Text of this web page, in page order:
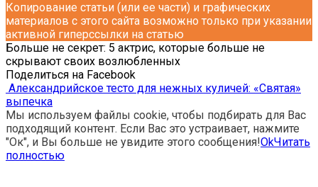
Копирование статьи (или ее части) и графических
материалов с этого сайта возможно только при указании
активной гиперссылки на статью
Больше не секрет: 5 актрис, которые больше не
скрывают своих возлюбленных
Поделиться на Facebook
Александрийское тесто для нежных куличей: «Святая»
выпечка
Мы используем файлы cookie, чтобы подбирать для Вас
подходящий контент. Если Вас это устраивает, нажмите
"Ок", и Вы больше не увидите этого сообщения!OkЧитать
полностью